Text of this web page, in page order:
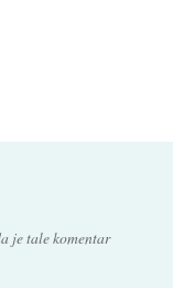
je tale komentar